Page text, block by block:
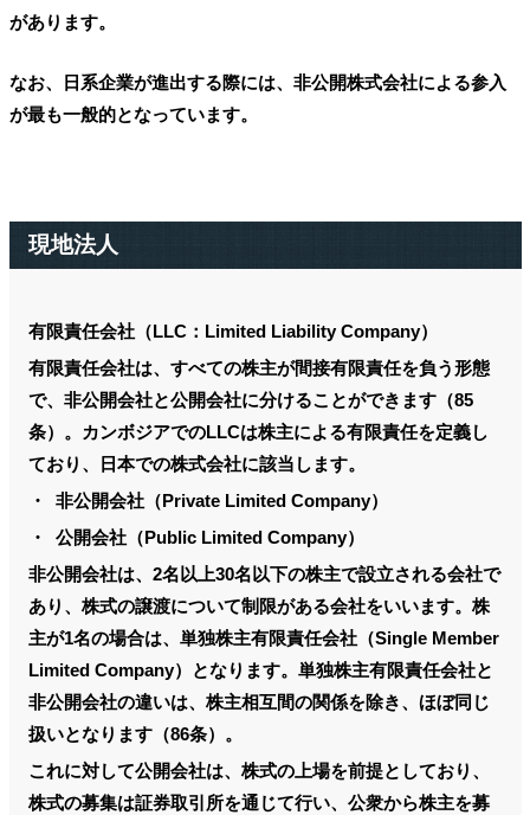
があります。
なお、日系企業が進出する際には、非公開株式会社による参入
が最も一般的となっています。
現地法人
有限責任会社（LLC：Limited Liability Company）
有限責任会社は、すべての株主が間接有限責任を負う形態
で、非公開会社と公開会社に分けることができます（85
条）。カンボジアでのLLCは株主による有限責任を定義し
ており、日本での株式会社に該当します。
・ 非公開会社（Private Limited Company）
・ 公開会社（Public Limited Company）
非公開会社は、2名以上30名以下の株主で設立される会社で
あり、株式の譲渡について制限がある会社をいいます。株
主が1名の場合は、単独株主有限責任会社（Single Member
Limited Company）となります。単独株主有限責任会社と
非公開会社の違いは、株主相互間の関係を除き、ほぼ同じ
扱いとなります（86条）。
これに対して公開会社は、株式の上場を前提としており、
株式の募集は証券取引所を通じて行い、公衆から株主を募